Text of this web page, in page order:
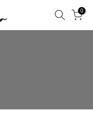
0